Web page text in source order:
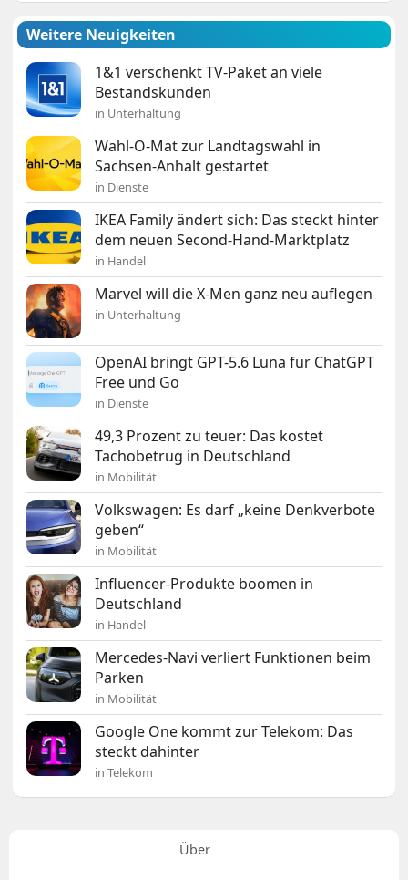
Weitere Neuigkeiten
1&1 verschenkt TV-Paket an viele
Bestandskunden
in Unterhaltung
Wahl-O-Mat zur Landtagswahl in
Sachsen-Anhalt gestartet
in Dienste
IKEA Family ändert sich: Das steckt hinter
dem neuen Second-Hand-Marktplatz
in Handel
Marvel will die X-Men ganz neu auflegen
in Unterhaltung
OpenAI bringt GPT-5.6 Luna für ChatGPT
Free und Go
in Dienste
49,3 Prozent zu teuer: Das kostet
Tachobetrug in Deutschland
in Mobilität
Volkswagen: Es darf „keine Denkverbote
geben“
in Mobilität
Influencer-Produkte boomen in
Deutschland
in Handel
Mercedes-Navi verliert Funktionen beim
Parken
in Mobilität
Google One kommt zur Telekom: Das
steckt dahinter
in Telekom
Über